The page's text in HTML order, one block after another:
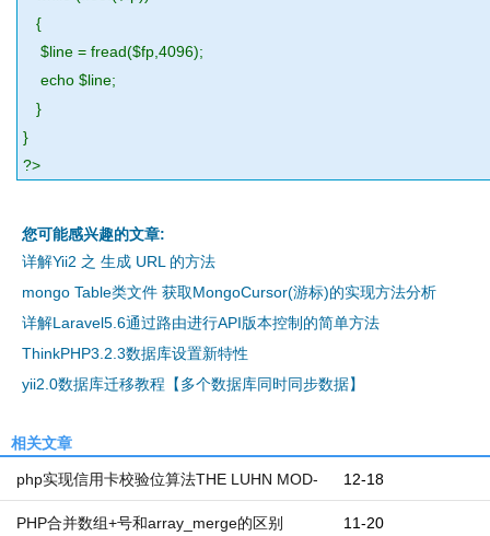
{
$line = fread($fp,4096);
echo $line;
}
}
?>
您可能感兴趣的文章:
详解Yii2 之 生成 URL 的方法
mongo Table类文件 获取MongoCursor(游标)的实现方法分析
详解Laravel5.6通过路由进行API版本控制的简单方法
ThinkPHP3.2.3数据库设置新特性
yii2.0数据库迁移教程【多个数据库同时同步数据】
相关文章
12-18
php实现信用卡校验位算法THE LUHN MOD-
10示例 11-20
PHP合并数组+号和array_merge的区别